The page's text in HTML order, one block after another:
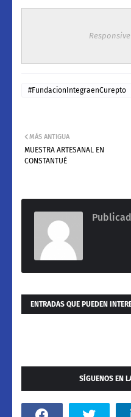
#FundacionIntegraenCurepto
MÁS ANTIGUA
MUESTRA ARTESANAL EN
CONSTANTUÉ
ENTRADAS QUE PUEDEN
SÍGUENOS EN